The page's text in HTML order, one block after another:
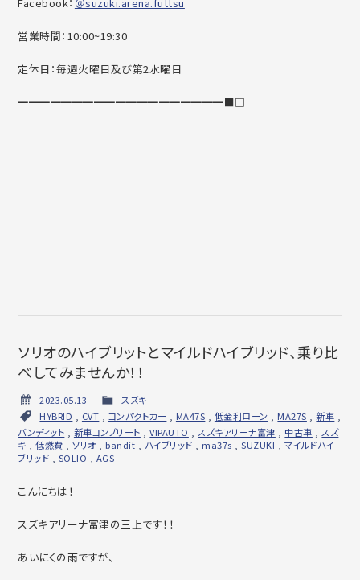
Facebook： ＠suzuki.arena.futtsu
営業時間：10:00~19:30
定休日：毎週火曜日及び第2水曜日
━━━━━━━━━━━━━━━━━━━■□
ソリオのハイブリットとマイルドハイブリッド、乗り比
べしてみませんか！！
2023.05.13
スズキ
HYBRID
CVT コンパクトカー MA47S 低金利ローン MA27S ,新車
バンディット
新車コンプリート ,VIPAUTO スズキアリーナ富津 中古車
スズ
キ ,低燃費 ,ソリオ, bandit ハイブリッド ma37s ,SUZUKI
マイルドハイ
ブリッド
SOLIO AGS
こんにちは！
スズキアリーナ富津の三上です！！
あいにくの雨ですが、